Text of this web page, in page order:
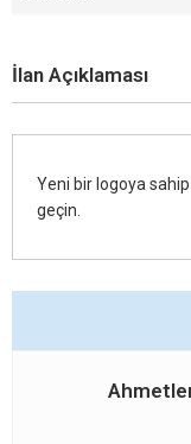
İlan Açıklaması
Yeni bir logoya
geçin.